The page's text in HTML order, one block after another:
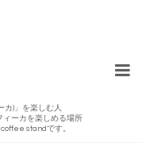
カ)」を楽しむ人
ィーカを楽しめる場所
standです。